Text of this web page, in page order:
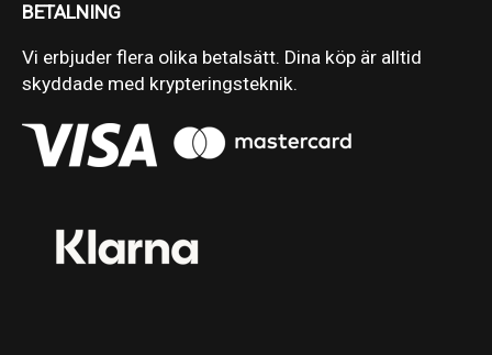
BETALNING
Vi erbjuder flera olika betalsätt. Dina köp är alltid
skyddade med krypteringsteknik.